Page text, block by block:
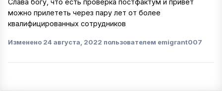
Слава богу, что есть проверка постфактум и привет
можно прилететь через пару лет от более
квалифицированных сотрудников
Изменено 24 августа, 2022 пользователем emigrant007